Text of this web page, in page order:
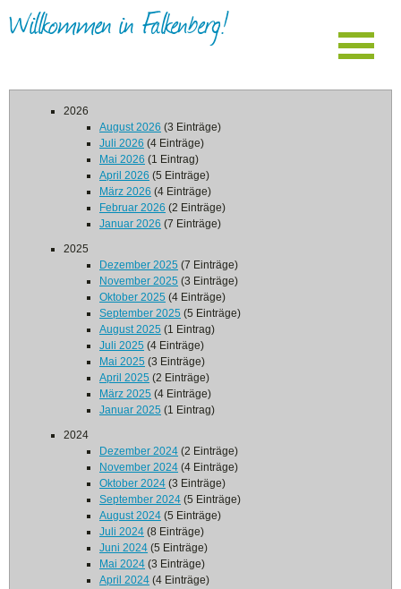
Willkommen in Falkenberg!
2026
August 2026 (3 Einträge)
Juli 2026 (4 Einträge)
Mai 2026 (1 Eintrag)
April 2026 (5 Einträge)
März 2026 (4 Einträge)
Februar 2026 (2 Einträge)
Januar 2026 (7 Einträge)
2025
Dezember 2025 (7 Einträge)
November 2025 (3 Einträge)
Oktober 2025 (4 Einträge)
September 2025 (5 Einträge)
August 2025 (1 Eintrag)
Juli 2025 (4 Einträge)
Mai 2025 (3 Einträge)
April 2025 (2 Einträge)
März 2025 (4 Einträge)
Januar 2025 (1 Eintrag)
2024
Dezember 2024 (2 Einträge)
November 2024 (4 Einträge)
Oktober 2024 (3 Einträge)
September 2024 (5 Einträge)
August 2024 (5 Einträge)
Juli 2024 (8 Einträge)
Juni 2024 (5 Einträge)
Mai 2024 (3 Einträge)
April 2024 (4 Einträge)